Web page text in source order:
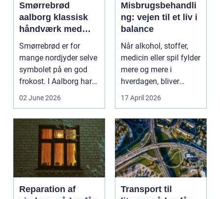
Smørrebrød
aalborg klassisk
håndværk med
moderne twist
Smørrebrød er for
mange nordjyder selve
symbolet på en god
frokost. I Aalborg har
den klassiske spis...
02 June 2026
Misbrugsbehandli
ng: vejen til et liv i
balance
Når alkohol, stoffer,
medicin eller spil fylder
mere og mere i
hverdagen, bliver
grænsen...
17 April 2026
Reparation af
Transport til